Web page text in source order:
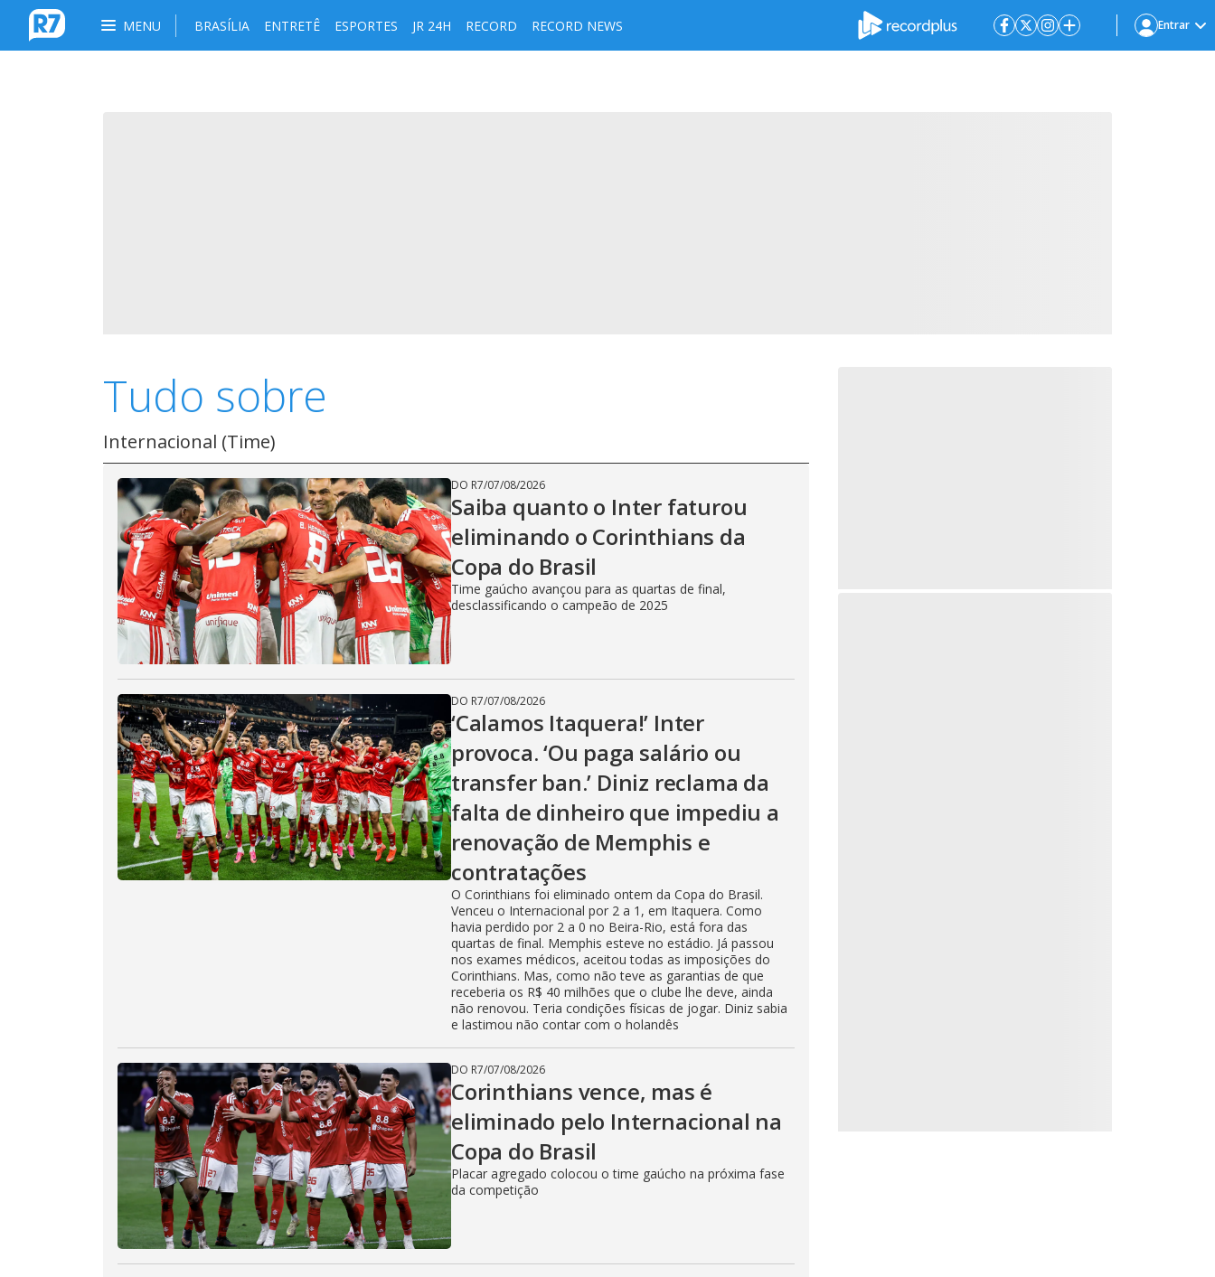
MENU BRASÍLIA ENTRETÊ ESPORTES JR 24H RECORD RECORD NEWS Entrar
Tudo sobre
Internacional (Time)
DO R7/07/08/2026
Saiba quanto o Inter faturou
eliminando o Corinthians da
Copa do Brasil
Time gaúcho avançou para as quartas de final,
desclassificando o campeão de 2025
DO R7/07/08/2026
‘Calamos Itaquera!’ Inter
provoca. ‘Ou paga salário ou
transfer ban.’ Diniz reclama da
falta de dinheiro que impediu a
renovação de Memphis e
contratações
O Corinthians foi eliminado ontem da Copa do Brasil.
Venceu o Internacional por 2 a 1, em Itaquera. Como
havia perdido por 2 a 0 no Beira-Rio, está fora das
quartas de final. Memphis esteve no estádio. Já passou
nos exames médicos, aceitou todas as imposições do
Corinthians. Mas, como não teve as garantias de que
receberia os R$ 40 milhões que o clube lhe deve, ainda
não renovou. Teria condições físicas de jogar. Diniz sabia
e lastimou não contar com o holandês
DO R7/07/08/2026
Corinthians vence, mas é
eliminado pelo Internacional na
Copa do Brasil
Placar agregado colocou o time gaúcho na próxima fase
da competição